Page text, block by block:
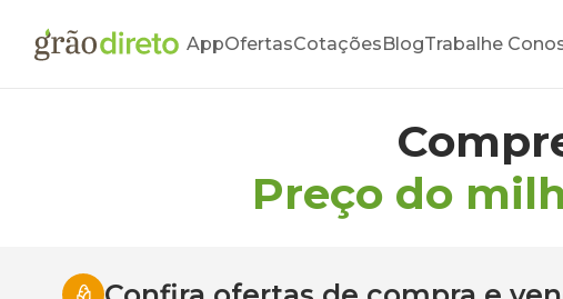
AppOfertasCotaçõesBlogTrabalhe
Preço do